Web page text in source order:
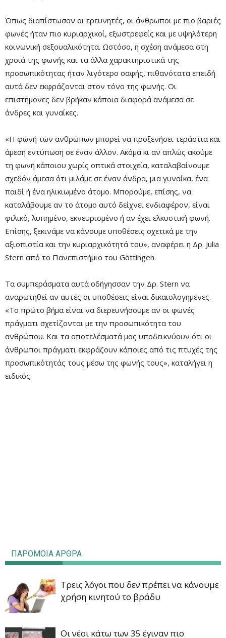
Όπως διαπίστωσαν οι ερευνητές, οι άνθρωποι με πιο βαριές
φωνές ήταν πιο κυριαρχικοί, εξωστρεφείς και με υψηλότερη
κοινωνική σεξουαλικότητα. Ωστόσο, η σχέση ανάμεσα στη
χροιά της φωνής και τα άλλα χαρακτηριστικά της
προσωπικότητας ήταν λιγότερο σαφής, πιθανότατα επειδή
αυτά δεν εκφράζονται στον τόνο της φωνής. Οι
επιστήμονες δεν βρήκαν κάποια διαφορά ανάμεσα σε
άνδρες και γυναίκες.
«Η φωνή των ανθρώπων μπορεί να προξενήσει τεράστια και
άμεση εντύπωση σε έναν άλλον. Ακόμα κι αν απλώς ακούμε
τη φωνή κάποιου χωρίς οπτικά στοιχεία, καταλαβαίνουμε
σχεδόν άμεσα ότι μιλάμε σε έναν άνδρα, μια γυναίκα, ένα
παιδί ή ένα ηλικιωμένο άτομο. Μπορούμε, επίσης, να
καταλάβουμε αν το άτομο αυτό δείχνει ενδιαφέρον, είναι
φιλικό, λυπημένο, εκνευρισμένο ή αν έχει ελκυστική φωνή.
Επίσης, ξεκινάμε να κάνουμε υποθέσεις σχετικά με την
αξιοπιστία και την κυριαρχικότητά του», αναφέρει η Δρ. Julia
Stern από το Πανεπιστήμιο του Göttingen.
Τα συμπεράσματα αυτά οδήγησσαν την Δρ. Stern να
αναρωτηθεί αν αυτές οι υποθέσεις είναι δικαιολογημένες.
«Το πρώτο βήμα είναι να διερευνήσουμε αν οι φωνές
πράγματι σχετίζονται με την προσωπικότητα του
ανθρώπου. Και τα αποτελέσματά μας υποδεικνύουν ότι οι
άνθρωποι πράγματι εκφράζουν κάποιες από τις πτυχές της
προσωπικότητάς τους μέσω της φωνής τους», καταλήγει η
ειδικός.
ΠΑΡΟΜΟΙΑ ΑΡΘΡΑ
Τρεις λόγοι που δεν πρέπει να κάνουμε
χρήση κινητού το βράδυ
Οι νέοι κάτω των 35 έγιναν πιο